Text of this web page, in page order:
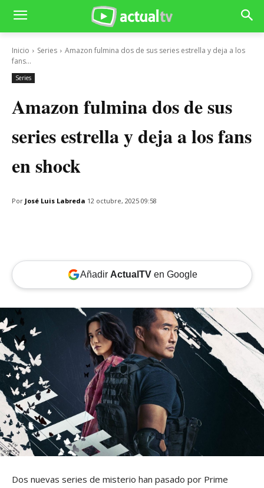
Inicio Series
Amazon fulmina dos de sus series estrella y deja a los
fans...
Series
Amazon fulmina dos de sus
series estrella y deja a los fans
en shock
Por José Luis Labreda 12 octubre, 2025 09:58
Añadir ActualTVen Google
Dos nuevas series de misterio han pasado por Prime